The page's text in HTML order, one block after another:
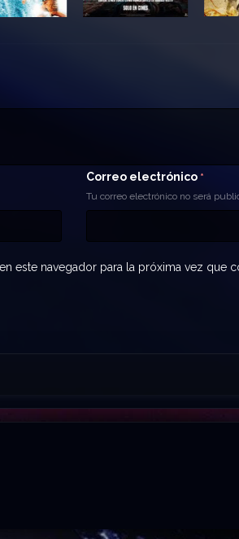
Correo electrónico *
Tu correo electrónico no será
este navegador para la próxima vez que